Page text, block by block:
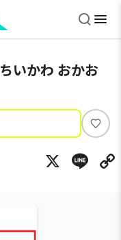
いかわ おかお
い
ね
X